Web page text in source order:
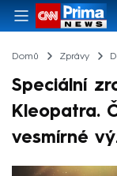
Domů Zprávy
Speciální
Kleopatra.
vesmírné